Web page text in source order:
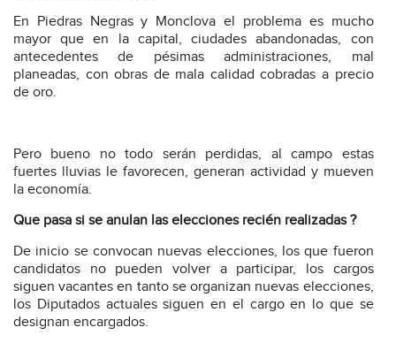
En Piedras Negras y Monclova el problema es mucho
mayor que en la capital, ciudades abandonadas, con
antecedentes de pésimas administraciones, mal
planeadas, con obras de mala calidad cobradas a precio
de oro.
Pero bueno no todo serán perdidas, al campo estas
fuertes lluvias le favorecen, generan actividad y mueven
la economía.
Que pasa si se anulan las elecciones recién realizadas ?
De inicio se convocan nuevas elecciones, los que fueron
candidatos no pueden volver a participar, los cargos
siguen vacantes en tanto se organizan nuevas elecciones,
los Diputados actuales siguen en el cargo en lo que se
designan encargados.